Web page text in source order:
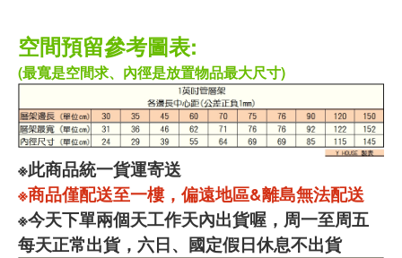
空間預留參考圖表:
(最寬是空間求、內徑是放置物品最大尺寸)
※此商品統一貨運寄送
※商品僅配送至一樓，偏遠地區&離島無法配送
※今天下單兩個天工作天內出貨喔，周一至周五
每天正常出貨，六日、國定假日休息不出貨